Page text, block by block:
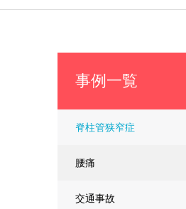
事例一覧
脊柱管狭窄症
腰痛
交通事故